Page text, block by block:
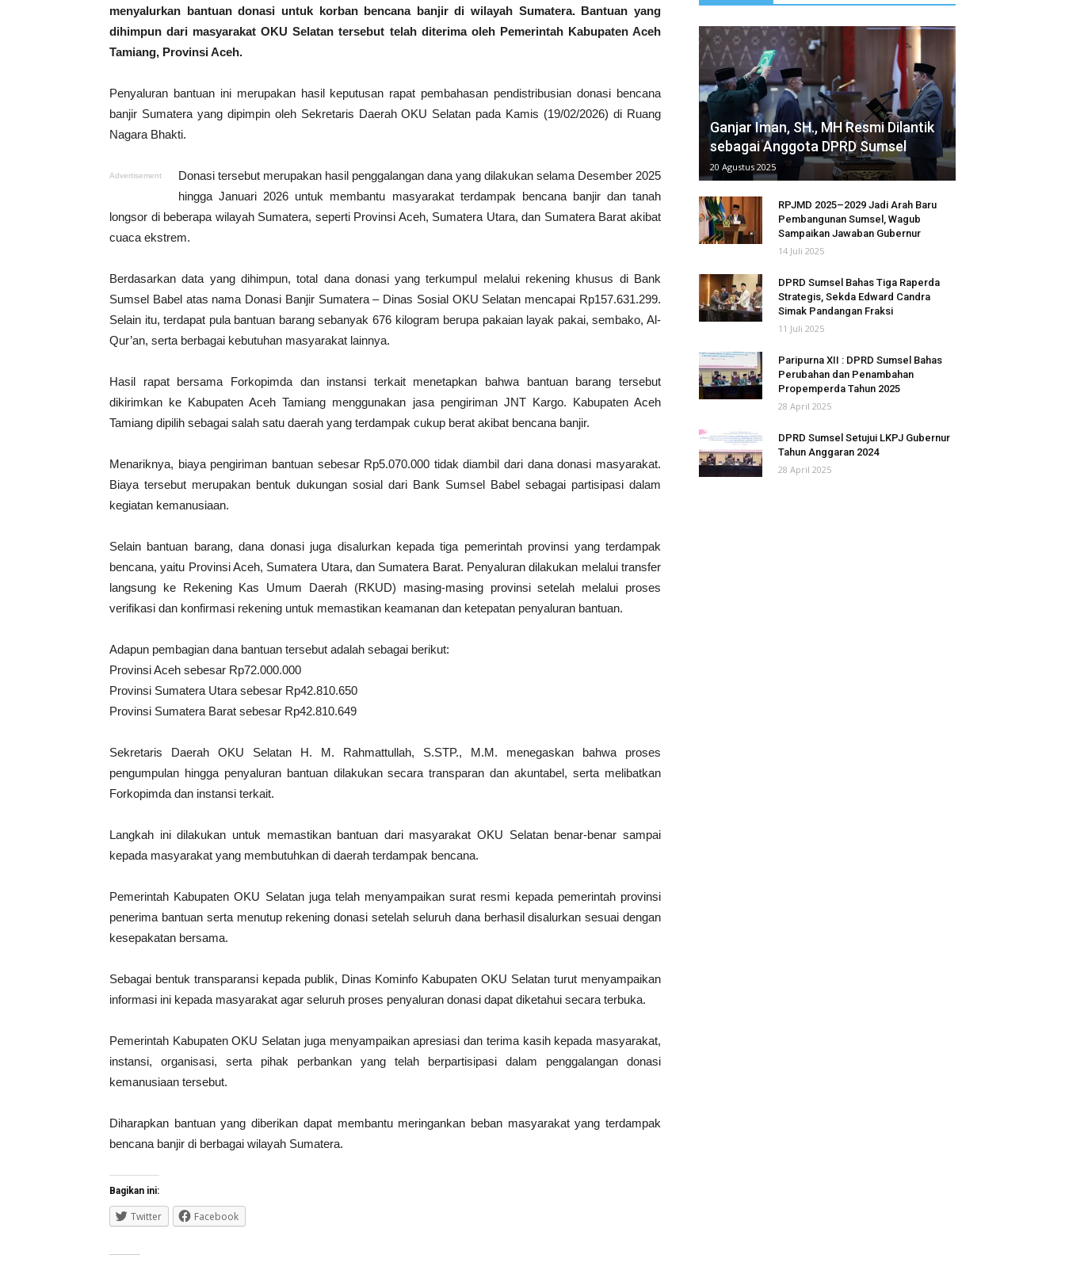
menyalurkan bantuan donasi untuk korban bencana banjir di wilayah Sumatera. Bantuan yang
dihimpun dari masyarakat OKU Selatan tersebut telah diterima oleh Pemerintah Kabupaten Aceh
Tamiang, Provinsi Aceh.
Penyaluran bantuan ini merupakan hasil keputusan rapat pembahasan pendistribusian donasi bencana
banjir Sumatera yang dipimpin oleh Sekretaris Daerah OKU Selatan pada Kamis (19/02/2026) di Ruang
Nagara Bhakti.
Advertisement
Donasi tersebut merupakan hasil penggalangan dana yang dilakukan selama Desember 2025
hingga Januari 2026 untuk membantu masyarakat terdampak bencana banjir dan tanah
longsor di beberapa wilayah Sumatera, seperti Provinsi Aceh, Sumatera Utara, dan Sumatera Barat akibat
cuaca ekstrem.
Berdasarkan data yang dihimpun, total dana donasi yang terkumpul melalui rekening khusus di Bank
Sumsel Babel atas nama Donasi Banjir Sumatera – Dinas Sosial OKU Selatan mencapai Rp157.631.299.
Selain itu, terdapat pula bantuan barang sebanyak 676 kilogram berupa pakaian layak pakai, sembako, Al-
Qur’an, serta berbagai kebutuhan masyarakat lainnya.
Hasil rapat bersama Forkopimda dan instansi terkait menetapkan bahwa bantuan barang tersebut
dikirimkan ke Kabupaten Aceh Tamiang menggunakan jasa pengiriman JNT Kargo. Kabupaten Aceh
Tamiang dipilih sebagai salah satu daerah yang terdampak cukup berat akibat bencana banjir.
Menariknya, biaya pengiriman bantuan sebesar Rp5.070.000 tidak diambil dari dana donasi masyarakat.
Biaya tersebut merupakan bentuk dukungan sosial dari Bank Sumsel Babel sebagai partisipasi dalam
kegiatan kemanusiaan.
Selain bantuan barang, dana donasi juga disalurkan kepada tiga pemerintah provinsi yang terdampak
bencana, yaitu Provinsi Aceh, Sumatera Utara, dan Sumatera Barat. Penyaluran dilakukan melalui transfer
langsung ke Rekening Kas Umum Daerah (RKUD) masing-masing provinsi setelah melalui proses
verifikasi dan konfirmasi rekening untuk memastikan keamanan dan ketepatan penyaluran bantuan.
Adapun pembagian dana bantuan tersebut adalah sebagai berikut:
Provinsi Aceh sebesar Rp72.000.000
Provinsi Sumatera Utara sebesar Rp42.810.650
Provinsi Sumatera Barat sebesar Rp42.810.649
Sekretaris Daerah OKU Selatan H. M. Rahmattullah, S.STP., M.M. menegaskan bahwa proses
pengumpulan hingga penyaluran bantuan dilakukan secara transparan dan akuntabel, serta melibatkan
Forkopimda dan instansi terkait.
Langkah ini dilakukan untuk memastikan bantuan dari masyarakat OKU Selatan benar-benar sampai
kepada masyarakat yang membutuhkan di daerah terdampak bencana.
Pemerintah Kabupaten OKU Selatan juga telah menyampaikan surat resmi kepada pemerintah provinsi
penerima bantuan serta menutup rekening donasi setelah seluruh dana berhasil disalurkan sesuai dengan
kesepakatan bersama.
Sebagai bentuk transparansi kepada publik, Dinas Kominfo Kabupaten OKU Selatan turut menyampaikan
informasi ini kepada masyarakat agar seluruh proses penyaluran donasi dapat diketahui secara terbuka.
Pemerintah Kabupaten OKU Selatan juga menyampaikan apresiasi dan terima kasih kepada masyarakat,
instansi, organisasi, serta pihak perbankan yang telah berpartisipasi dalam penggalangan donasi
kemanusiaan tersebut.
Diharapkan bantuan yang diberikan dapat membantu meringankan beban masyarakat yang terdampak
bencana banjir di berbagai wilayah Sumatera.
Bagikan ini:
Twitter Facebook
Ganjar Iman, SH., MH Resmi Dilantik
sebagai Anggota DPRD Sumsel
20 Agustus 2025
RPJMD 2025–2029 Jadi Arah Baru
Pembangunan Sumsel, Wagub
Sampaikan Jawaban Gubernur
14 Juli 2025
DPRD Sumsel Bahas Tiga Raperda
Strategis, Sekda Edward Candra
Simak Pandangan Fraksi
11 Juli 2025
Paripurna XII : DPRD Sumsel Bahas
Perubahan dan Penambahan
Propemperda Tahun 2025
28 April 2025
DPRD Sumsel Setujui LKPJ Gubernur
Tahun Anggaran 2024
28 April 2025